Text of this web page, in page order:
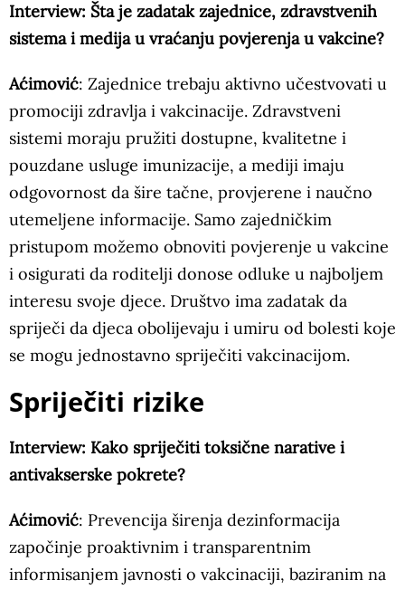
Interview: Šta je zadatak zajednice, zdravstvenih
sistema i medija u vraćanju povjerenja u vakcine?
Aćimović: Zajednice trebaju aktivno učestvovati u
promociji zdravlja i vakcinacije. Zdravstveni
sistemi moraju pružiti dostupne, kvalitetne i
pouzdane usluge imunizacije, a mediji imaju
odgovornost da šire tačne, provjerene i naučno
utemeljene informacije. Samo zajedničkim
pristupom možemo obnoviti povjerenje u vakcine
i osigurati da roditelji donose odluke u najboljem
interesu svoje djece. Društvo ima zadatak da
spriječi da djeca obolijevaju i umiru od bolesti koje
se mogu jednostavno spriječiti vakcinacijom.
Spriječiti rizike
Interview: Kako spriječiti toksične narative i
antivakserske pokrete?
Aćimović: Prevencija širenja dezinformacija
započinje proaktivnim i transparentnim
informisanjem javnosti o vakcinaciji, baziranim na